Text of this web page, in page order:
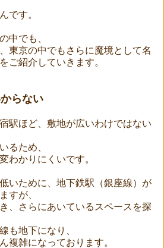
です。
中でも、
東京の中でもさらに魔境として名
ご紹介していきます。
らない
駅ほど、敷地が広いわけではない
るため、
わかりにくいです。
いために、地下鉄駅（銀座線）が
すが、
、さらにあいているスペースを探
も地下になり、
複雑になっております。